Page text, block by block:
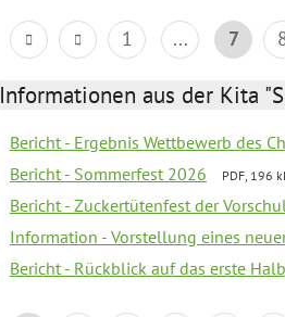
1 ... 7
Informationen aus der Kita
Bericht - Ergebnis Wettbewerb des
Bericht - Sommerfest 2026 PDF, 196
Bericht - Zuckertütenfest der
Information - Vorstellung eines
Bericht - Rückblick auf das erste